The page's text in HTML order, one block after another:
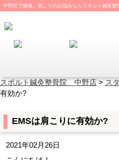
中野区で腰痛、肩こりのお悩みならスポルト鍼灸整
スポルト鍼灸整骨院 中野店>ス
有効か?
EMSは肩こりに有効か?
2021年02月26日